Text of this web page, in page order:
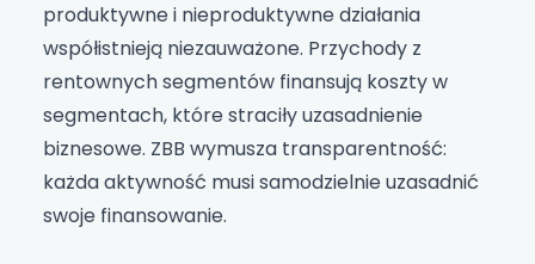
produktywne i nieproduktywne działania
współistnieją niezauważone. Przychody z
rentownych segmentów finansują koszty w
segmentach, które straciły uzasadnienie
biznesowe. ZBB wymusza transparentność:
każda aktywność musi samodzielnie uzasadnić
swoje finansowanie.